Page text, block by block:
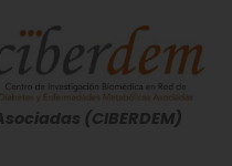
(CIBERDEM)